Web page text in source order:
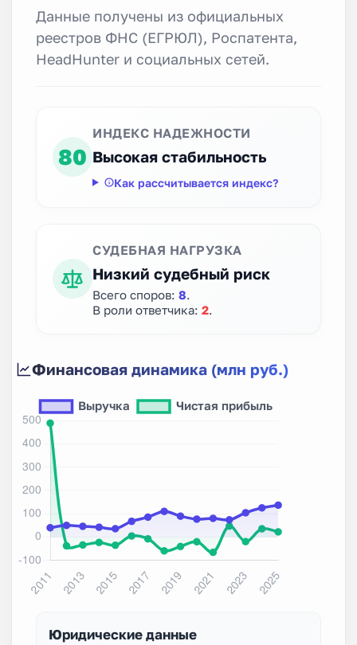
Данные получены из официальных
реестров ФНС (ЕГРЮЛ), Роспатента,
HeadHunter и социальных сетей.
80
ИНДЕКС НАДЕЖНОСТИ
Высокая стабильность
Как рассчитывается индекс?
СУДЕБНАЯ НАГРУЗКА
Низкий судебный риск
Всего споров: 8
В роли ответчика: 2
Финансовая динамика (млн руб.)
Юридические данные